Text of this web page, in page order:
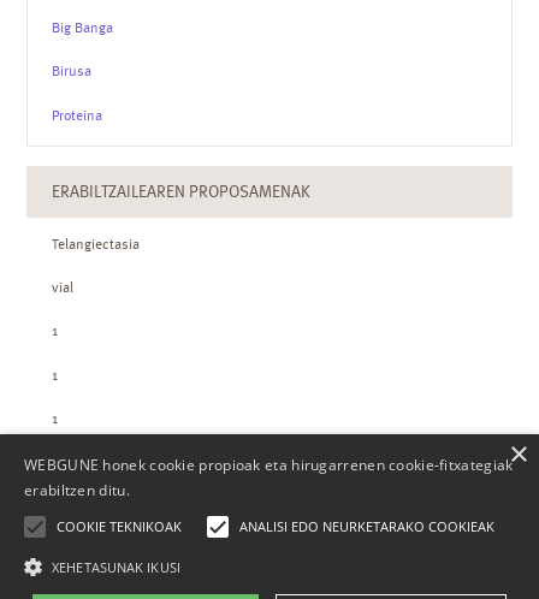
Big Banga
Birusa
Proteina
ERABILTZAILEAREN PROPOSAMENAK
Telangiectasia
vial
1
1
1
ZTH-REN KOPURUAK
WEBGUNE honek cookie propioak eta hirugarrenen cookie-fitxategiak
erabiltzen ditu.
COOKIE TEKNIKOAK ANALISI EDO NEURKETARAKO COOKIEAK
XEHETASUNAK IKUSI
×